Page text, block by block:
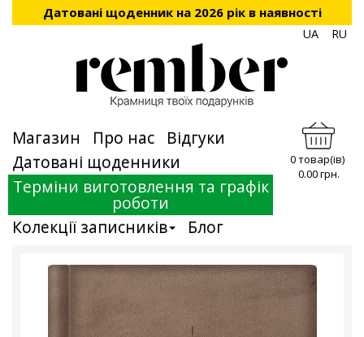
Датовані щоденник на 2026 рік в наявності
UA RU
Магазин Про нас
Відгуки
Датовані щоденники
Терміни виготовлення та графік
роботи
Колекції записників
Блог
0 товар(ів)
0.00 грн.